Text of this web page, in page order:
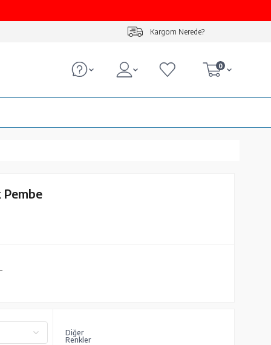
Kargom Nerede?
0
Pembe
Diğer
Renkler